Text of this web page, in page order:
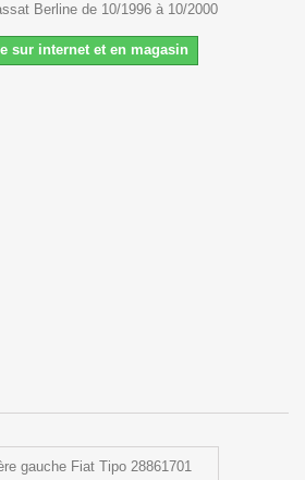
Berline de 10/1996 à 10/2000
sur internet et en magasin